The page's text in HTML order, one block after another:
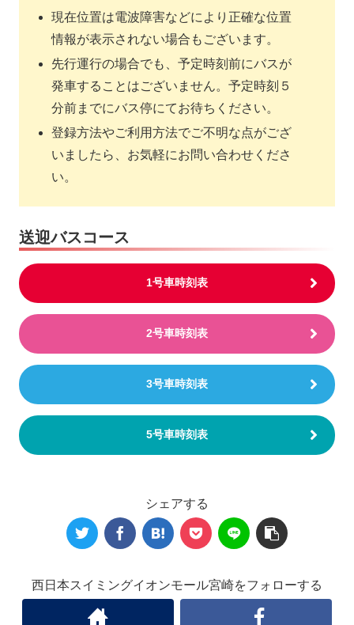
現在位置は電波障害などにより正確な位置
情報が表示されない場合もございます。
先行運行の場合でも、予定時刻前にバスが
発車することはございません。予定時刻５
分前までにバス停にてお待ちください。
登録方法やご利用方法でご不明な点がござ
いましたら、お気軽にお問い合わせくださ
い。
送迎バスコース
1号車時刻表
2号車時刻表
3号車時刻表
5号車時刻表
シェアする
西日本スイミングイオンモール宮崎をフォローする